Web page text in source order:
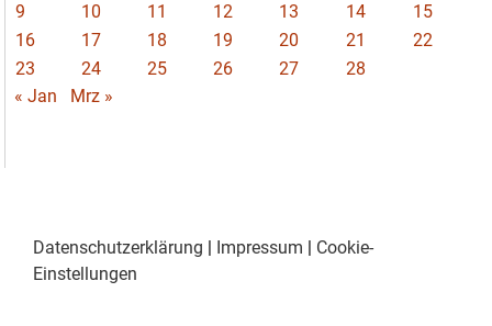
9
10 11 12 13 14
15
16
17 18 19 20 21
22
23
24 25 26 27
28
« Jan
Mrz »
Datenschutzerklärung | Impressum | Cookie-
Einstellungen